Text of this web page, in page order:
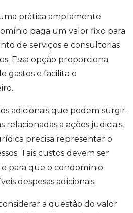
prática amplamente
paga um valor fixo para
de serviços e consultorias
Essa opção proporciona
gastos e facilita o
adicionais que podem surgir.
relacionadas a ações judiciais,
precisa representar o
Tais custos devem ser
para que o condomínio
despesas adicionais.
a questão do valor